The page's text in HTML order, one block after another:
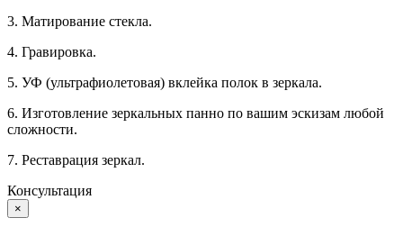
3. Матирование стекла.
4. Гравировка.
5. УФ (ультрафиолетовая) вклейка полок в зеркала.
6. Изготовление зеркальных панно по вашим эскизам любой
сложности.
7. Реставрация зеркал.
Консультация
×